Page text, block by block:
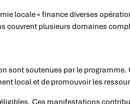
locale » finance diverses
couvrent plusieurs domaines
sont soutenues par le programme.
local et de promouvoir les